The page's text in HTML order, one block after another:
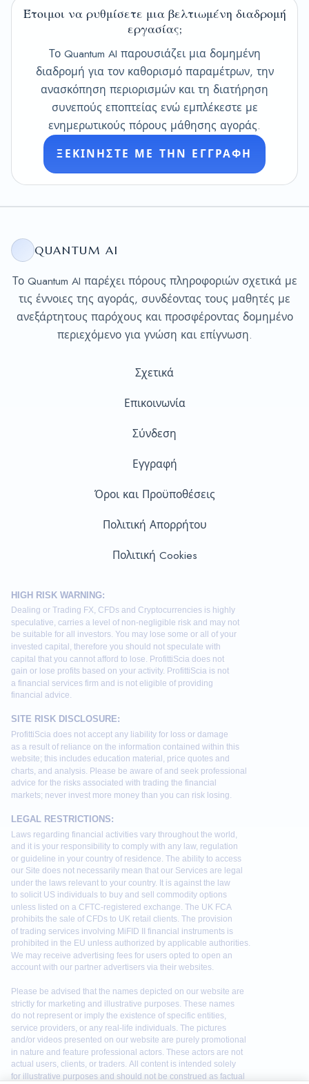
Έτοιμοι να ρυθμίσετε μια βελτιωμένη διαδρομή
εργασίας;
Το Quantum AI παρουσιάζει μια δομημένη
διαδρομή για τον καθορισμό παραμέτρων, την
ανασκόπηση περιορισμών και τη διατήρηση
συνεπούς εποπτείας ενώ εμπλέκεστε με
ενημερωτικούς πόρους μάθησης αγοράς.
ΞΕΚΙΝΉΣΤΕ ΜΕ ΤΗΝ ΕΓΓΡΑΦΉ
QUANTUM AI
Το Quantum AI παρέχει πόρους πληροφοριών σχετικά με
τις έννοιες της αγοράς, συνδέοντας τους μαθητές με
ανεξάρτητους παρόχους και προσφέροντας δομημένο
περιεχόμενο για γνώση και επίγνωση.
Σχετικά
Επικοινωνία
Σύνδεση
Εγγραφή
Όροι και Προϋποθέσεις
Πολιτική Απορρήτου
Πολιτική Cookies